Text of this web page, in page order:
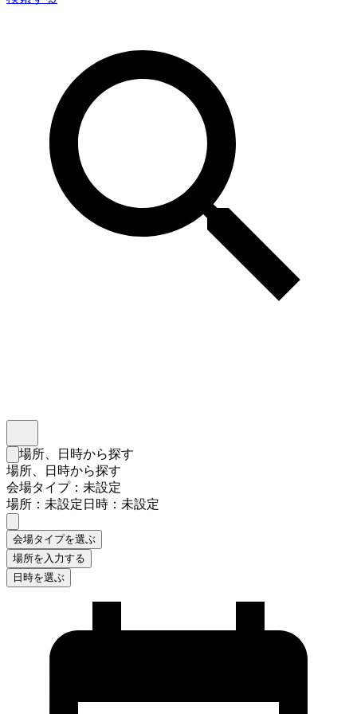
検索フォームを閉じる
場所、日時から探す
場所、日時から探す
会場タイプ：未設定
場所：未設定日時：未設定
会場タイプを選ぶ
場所を入力する
日時を選ぶ